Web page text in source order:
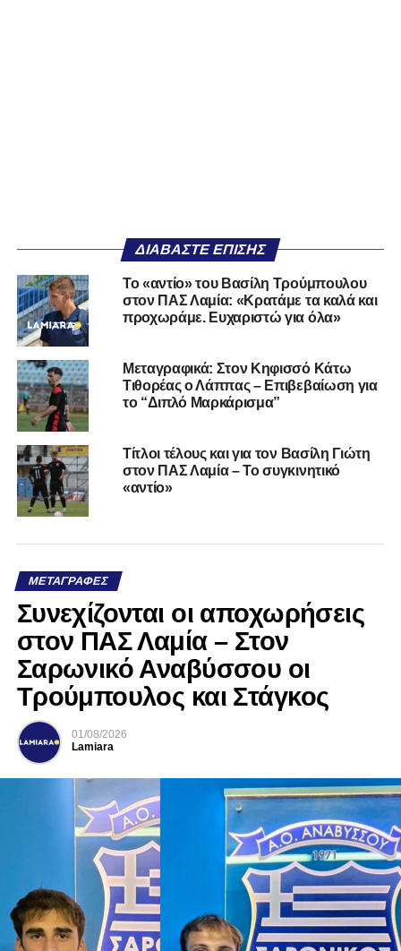
ΔΙΑΒΆΣΤΕ ΕΠΊΣΗΣ
Το «αντίο» του Βασίλη Τρούμπουλου
στον ΠΑΣ Λαμία: «Κρατάμε τα καλά και
προχωράμε. Ευχαριστώ για όλα»
Μεταγραφικά: Στον Κηφισσό Κάτω
Τιθορέας ο Λάππας – Επιβεβαίωση για
το “Διπλό Μαρκάρισμα”
Τίτλοι τέλους και για τον Βασίλη Γιώτη
στον ΠΑΣ Λαμία – Το συγκινητικό
«αντίο»
ΜΕΤΑΓΡΑΦΈΣ
Συνεχίζονται οι αποχωρήσεις
στον ΠΑΣ Λαμία – Στον
Σαρωνικό Αναβύσσου οι
Τρούμπουλος και Στάγκος
01/08/2026
Lamiara